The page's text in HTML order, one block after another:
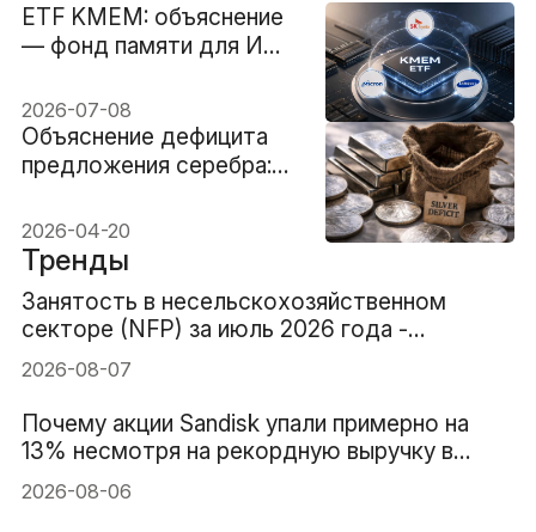
ETF KMEM: объяснение
— фонд памяти для ИИ,
hynix, Micron и Samsung
2026-07-08
Объяснение дефицита
предложения серебра:
запасы всё ещё могут
подтолкнуть цены вверх
в 2026 году
2026-04-20
Тренды
Занятость в несельскохозяйственном
секторе (NFP) за июль 2026 года -
Предыдущее значение: 57 тыс. Прогноз: 83
тыс.
2026-08-07
Почему акции Sandisk упали примерно на
13% несмотря на рекордную выручку в
$8.97B
2026-08-06